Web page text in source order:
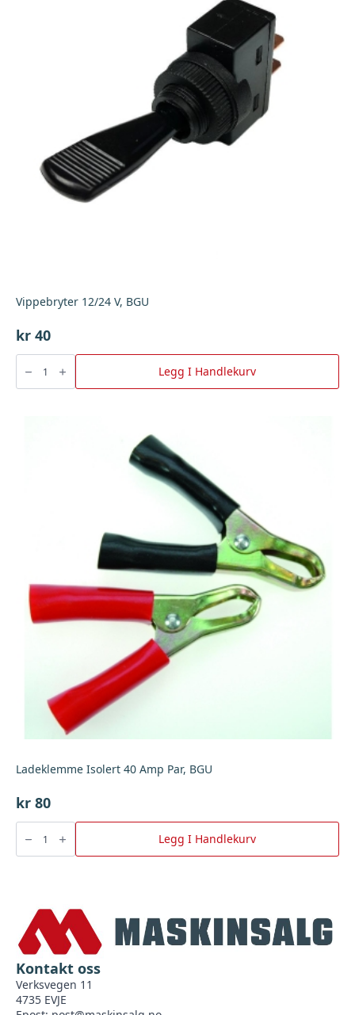
Vippebryter 12/24 V, BGU
kr 40
Vippebryter
BGU
Legg I Handlekurv
Ladeklemme Isolert 40 Amp Par, BGU
kr 80
Ladeklemme
40
Amp
Legg I Handlekurv
Kontakt oss
Verksvegen 11
4735 EVJE